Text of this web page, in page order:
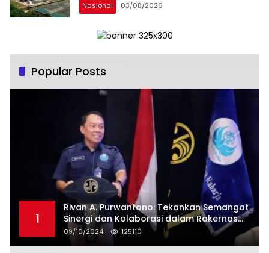
Nasional 03/08/2026
Popular Posts
1
Rivan A. Purwantono: Tekankan Semangat
Sinergi dan Kolaborasi dalam Rakernas
Serikat Pekerja Jasa Raharja
09/10/2024 125110